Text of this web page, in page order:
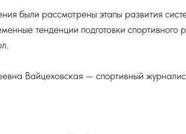
были рассмотрены этапы развития
тенденции подготовки спортивного
Вайцеховская — спортивный